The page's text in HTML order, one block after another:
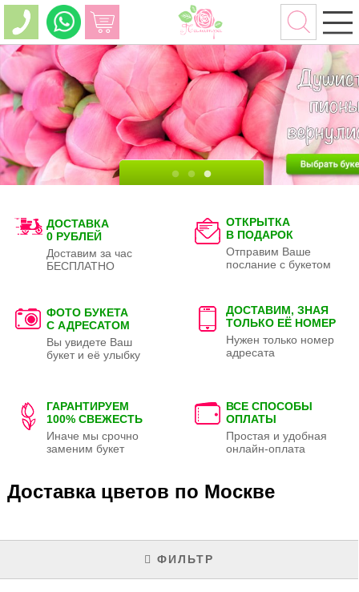
ДОСТАВКА
0 РУБЛЕЙ
Доставим за час
БЕСПЛАТНО
ОТКРЫТКА
В ПОДАРОК
Отправим Ваше
послание с букетом
ФОТО БУКЕТА
С АДРЕСАТОМ
Вы увидете Ваш
букет и её улыбку
ДОСТАВИМ, ЗНАЯ
ТОЛЬКО ЕЁ НОМЕР
Нужен только номер
адресата
ГАРАНТИРУЕМ
100% СВЕЖЕСТЬ
Иначе мы срочно
заменим букет
ВСЕ СПОСОБЫ
ОПЛАТЫ
Простая и удобная
онлайн-оплата
Доставка цветов по Москве
ФИЛЬТР